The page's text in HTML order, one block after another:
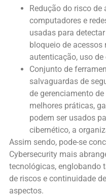
Redução do risco
computadores e
usadas para
bloqueio de
autenticação, uso
Conjunto de
salvaguardas de
de gerenciamento
melhores práticas,
podem ser usados
cibernético, a
Assim sendo, pode-se
Cybersecurity mais
tecnológicas, englobando
de riscos e continuidade
aspectos.